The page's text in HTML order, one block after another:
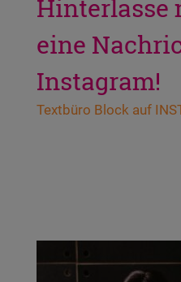
Hinterlasse
eine
Instagram!
Text­bü­ro Block auf